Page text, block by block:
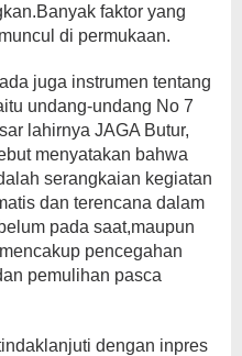
faktor yang
di permukaan.
juga instrumen tentang
undang-undang No 7
lahirnya JAGA Butur,
menyatakan bahwa
serangkaian kegiatan
dan terencana dalam
pada saat,maupun
pencegahan
pemulihan pasca
dengan inpres